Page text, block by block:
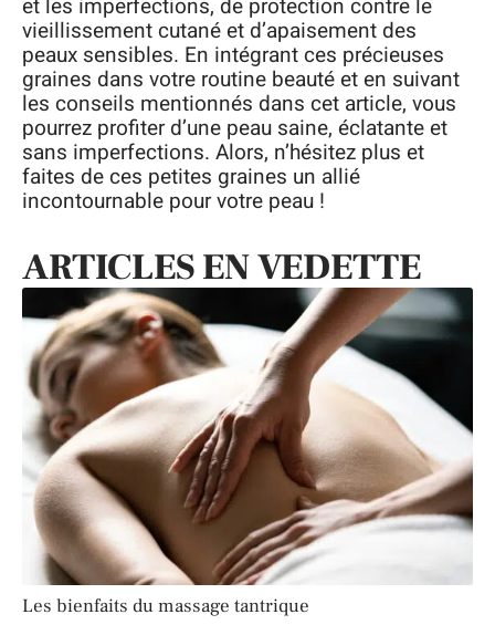
et les imperfections, de protection contre le
vieillissement cutané et d’apaisement des
peaux sensibles. En intégrant ces précieuses
graines dans votre routine beauté et en suivant
les conseils mentionnés dans cet article, vous
pourrez profiter d’une peau saine, éclatante et
sans imperfections. Alors, n’hésitez plus et
faites de ces petites graines un allié
incontournable pour votre peau !
ARTICLES EN VEDETTE
Les bienfaits du massage tantrique